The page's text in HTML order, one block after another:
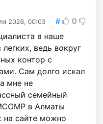
2026, 00:03 #
0
в наше
ведь вокруг
контор с
Сам долго искал
мне не
семейный
в Алматы
на сайте можно